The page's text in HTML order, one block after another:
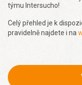
týmu Intersucho!
Celý přehled je k
pravidelně najdete i na